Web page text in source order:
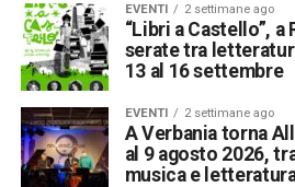
EVENTI 2 settimane ago
“Libri a Castello”,
serate tra
13 al 16 settembre
EVENTI 2 settimane ago
A Verbania torna
al 9 agosto 2026,
musica e